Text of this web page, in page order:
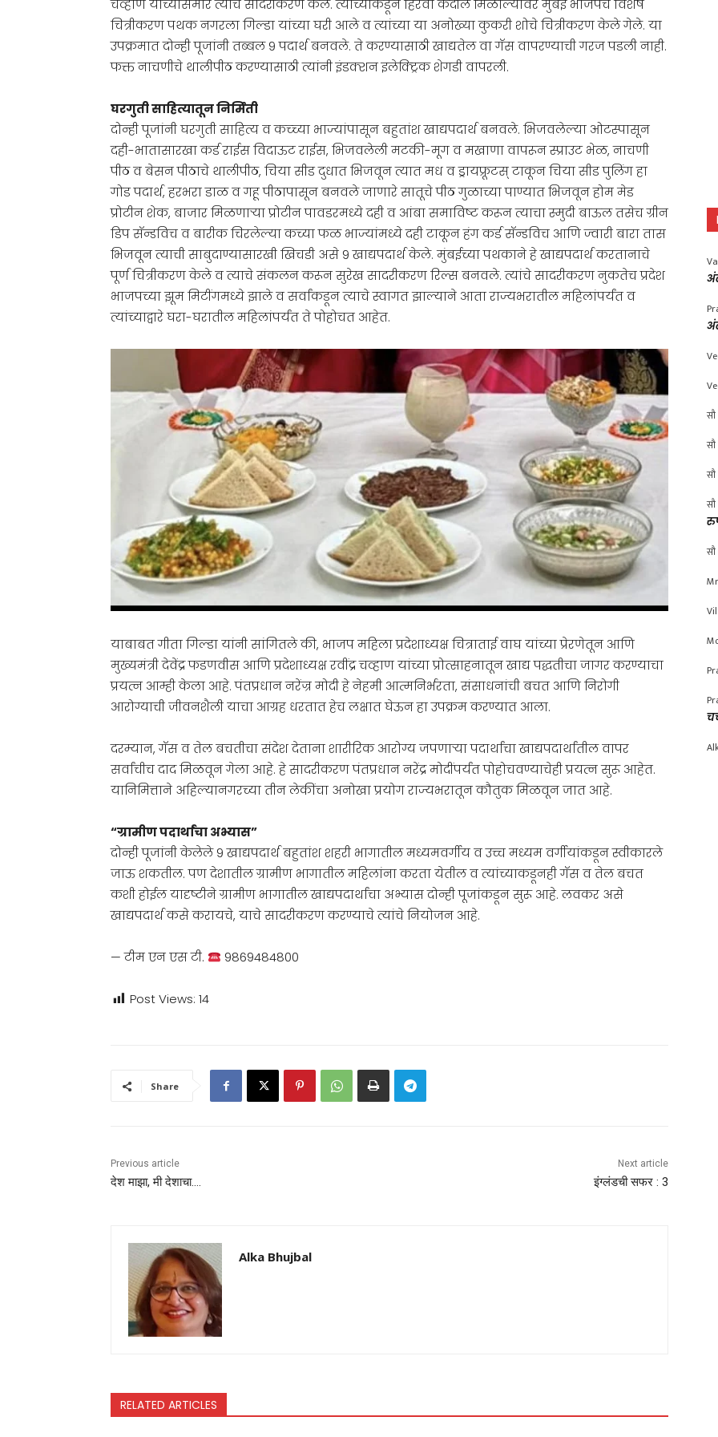
चव्हाण यांच्यासमोर त्याचे सादरीकरण केले. त्यांच्याकडून हिरवा कंदील मिळाल्यावर मुंबई भाजपचे विशेष
चित्रीकरण पथक नगरला गिल्डा यांच्या घरी आले व त्यांच्या या अनोख्या कुकरी शोचे चित्रीकरण केले गेले. या
उपक्रमात दोन्ही पूजांनी तब्बल 9 पदार्थ बनवले. ते करण्यासाठी खाद्यतेल वा गॅस वापरण्याची गरज पडली नाही.
फक्त नाचणीचे थालीपीठ करण्यासाठी त्यांनी इंडक्शन इलेक्ट्रिक शेगडी वापरली.
घरगुती साहित्यातून निर्मिती
दोन्ही पूजांनी घरगुती साहित्य व कच्च्या भाज्यांपासून बहुतांश खाद्यपदार्थ बनवले. भिजवलेल्या ओटस्पासून
दही-भातासारखा कर्ड राईस विदाऊट राईस, भिजवलेली मटकी-मूग व मखाणा वापरून स्प्राउट भेळ, नाचणी
पीठ व बेसन पीठाचे थालीपीठ, चिया सीड दुधात भिजवून त्यात मध व ड्रायफ्रूटस् टाकून चिया सीड पुलिंग हा
गोड पदार्थ, हरभरा डाळ व गहू पीठापासून बनवले जाणारे सातूचे पीठ गुळाच्या पाण्यात भिजवून होम मेड
प्रोटीन शेक, बाजार मिळणार्‍या प्रोटीन पावडरमध्ये दही व आंबा समाविष्ट करून त्याचा स्मुदी बाऊल तसेच ग्रीन
डिप सॅन्डविच व बारीक चिरलेल्या कच्या फळ भाज्यांमध्ये दही टाकून हंग कर्ड सॅन्डविच आणि ज्वारी बारा तास
भिजवून त्याची साबुदाण्यासारखी खिचडी असे 9 खाद्यपदार्थ केले. मुंबईच्या पथकाने हे खाद्यपदार्थ करतानाचे
पूर्ण चित्रीकरण केले व त्याचे संकलन करून सुरेख सादरीकरण रिल्स बनवले. त्यांचे सादरीकरण नुकतेच प्रदेश
भाजपच्या झूम मिटींगमध्ये झाले व सर्वांकडून त्याचे स्वागत झाल्याने आता राज्यभरातील महिलांपर्यंत व
त्यांच्याद्वारे घरा-घरातील महिलांपर्यंत ते पोहोचत आहेत.
याबाबत गीता गिल्डा यांनी सांगितले की, भाजप महिला प्रदेशाध्यक्ष चित्राताई वाघ यांच्या प्रेरणेतून आणि
मुख्यमंत्री देवेंद्र फडणवीस आणि प्रदेशाध्यक्ष रवींद्र चव्हाण यांच्या प्रोत्साहनातून खाद्य पद्धतीचा जागर करण्याचा
प्रयत्न आम्ही केला आहे. पंतप्रधान नरेंज्र मोदी हे नेहमी आत्मनिर्भरता, संसाधनांची बचत आणि निरोगी
आरोग्याची जीवनशैली याचा आग्रह धरतात हेच लक्षात घेऊन हा उपक्रम करण्यात आला.
दरम्यान, गॅस व तेल बचतीचा संदेश देताना शारीरिक आरोग्य जपणार्‍या पदार्थांचा खाद्यपदार्थांतील वापर
सर्वांचीच दाद मिळवून गेला आहे. हे सादरीकरण पंतप्रधान नरेंद्र मोदींपर्यंत पोहोचवण्याचेही प्रयत्न सुरू आहेत.
यानिमित्ताने अहिल्यानगरच्या तीन लेकींचा अनोखा प्रयोग राज्यभरातून कौतुक मिळवून जात आहे.
“ग्रामीण पदार्थांचा अभ्यास”
दोन्ही पूजांनी केलेले 9 खाद्यपदार्थ बहुतांश शहरी भागातील मध्यमवर्गीय व उच्च मध्यम वर्गीयांकडून स्वीकारले
जाऊ शकतील. पण देशातील ग्रामीण भागातील महिलांना करता येतील व त्यांच्याकडूनही गॅस व तेल बचत
कशी होईल यादृष्टीने ग्रामीण भागातील खाद्यपदार्थांचा अभ्यास दोन्ही पूजांकडून सुरू आहे. लवकर असे
खाद्यपदार्थ कसे करायचे, याचे सादरीकरण करण्याचे त्यांचे नियोजन आहे.
— टीम एन एस टी. 9869484800
Post Views: 14
Share
Previous article
देश माझा, मी देशाचा….
Next article
इंग्लंडची सफर : 3
Alka Bhujbal
RELATED ARTICLES
सौ
सौ
सौ
सौ
सौ